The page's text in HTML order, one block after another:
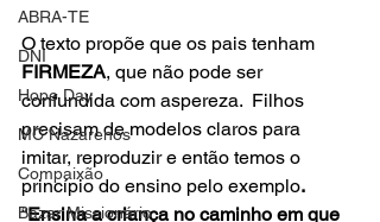
ABRA-TE
DNI
Hope Day
MC Nazarenos
Compaixão
Bazar Missionário
O texto propõe que os pais tenham
FIRMEZA, que não pode ser
confundida com aspereza.  Filhos
precisam de modelos claros para
imitar, reproduzir e então temos o
princípio do ensino pelo exemplo.
“Ensina a criança no caminho em que